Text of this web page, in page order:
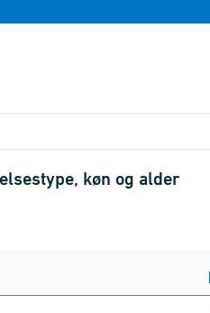
køn og alder